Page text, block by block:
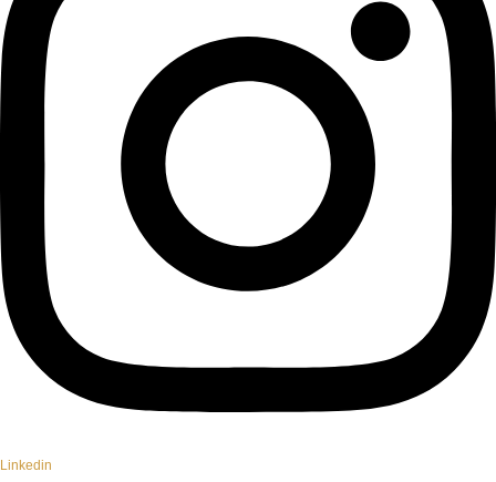
Linkedin